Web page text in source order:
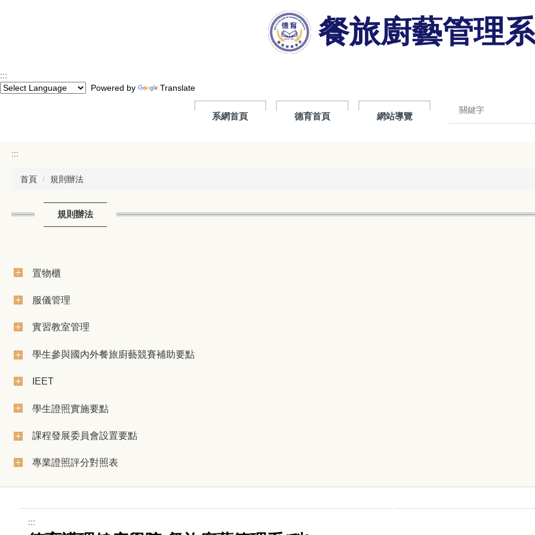
區
餐旅廚藝管理系
:::
Powered by
Translate
系網首頁 德育首頁 網站導覽
:::
首頁 規則辦法
規則辦法
置物櫃
服儀管理
實習教室管理
學生參與國內外餐旅廚藝競賽補助要點
IEET
學生證照實施要點
課程發展委員會設置要點
專業證照評分對照表
:::